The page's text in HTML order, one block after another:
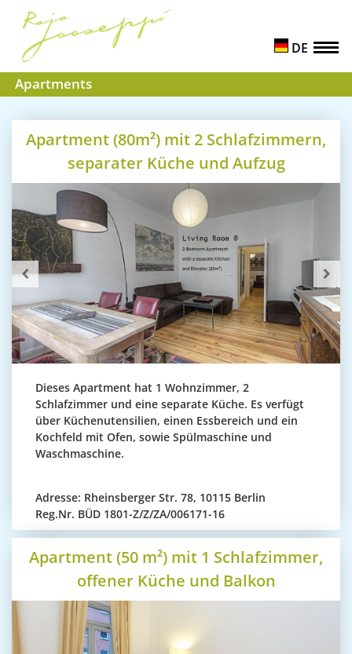
DE
Apartments
Apartment (80m²) mit 2 Schlafzimmern,
separater Küche und Aufzug
Dieses Apartment hat 1 Wohnzimmer, 2
Schlafzimmer und eine separate Küche. Es verfügt
über Küchenutensilien, einen Essbereich und ein
Kochfeld mit Ofen, sowie Spülmaschine und
Waschmaschine.
Adresse: Rheinsberger Str. 78, 10115 Berlin
Reg.Nr. BÜD 1801-Z/Z/ZA/006171-16
Apartment (50 m²) mit 1 Schlafzimmer,
offener Küche und Balkon